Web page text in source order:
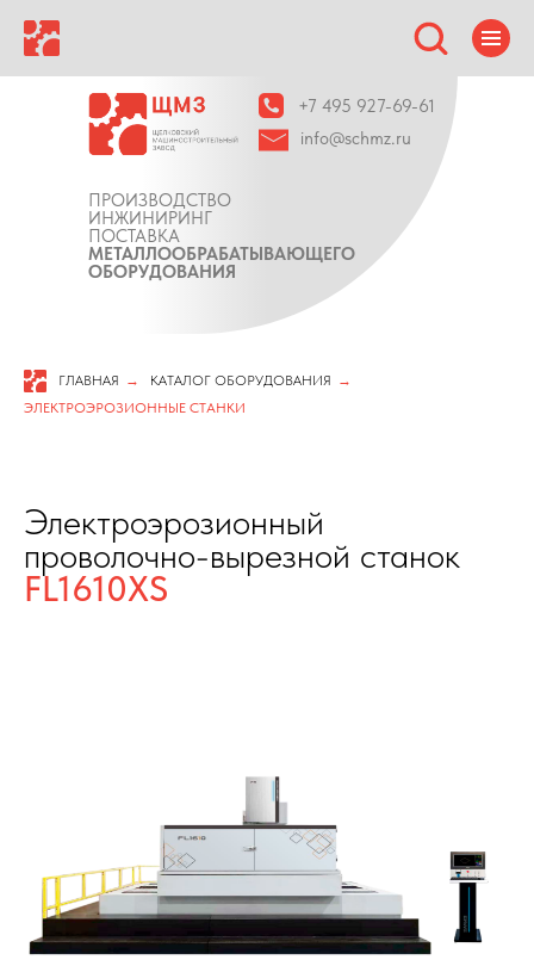
ПРОИЗВОДСТВО
ИНЖИНИРИНГ
ПОСТАВКА
МЕТАЛЛООБРАБАТЫВАЮЩЕГО
ОБОРУДОВАНИЯ
+7 495 927-69-61
info@schmz.ru
ГЛАВНАЯ → КАТАЛОГ ОБОРУДОВАНИЯ →
ЭЛЕКТРОЭРОЗИОННЫЕ СТАНКИ
Электроэрозионный
проволочно-вырезной станок
FL1610XS